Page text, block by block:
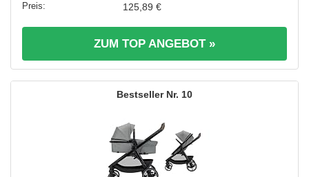
125,89 €
ZUM TOP ANGEBOT »
10